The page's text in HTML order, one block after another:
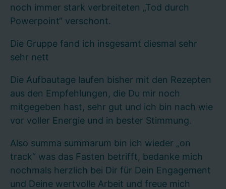
noch immer stark verbreiteten „Tod durch
Powerpoint“ verschont.
Die Gruppe fand ich insgesamt diesmal sehr
sehr nett
Die Aufbautage laufen bisher mit den Rezepten
aus den Empfehlungen, die Du mir noch
mitgegeben hast, sehr gut und ich bin nach wie
vor voller Energie und in bester Stimmung.
Also summa summarum bin ich wieder „on
track“ was das Fasten betrifft, bedanke mich
nochmals herzlich bei Dir für Dein Engagement
und Deine wertvolle Arbeit und freue mich